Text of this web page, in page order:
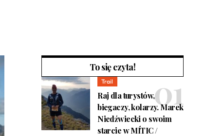
To się czyta!
Trail
Raj dla turystów,
biegaczy, kolarzy. Marek
Niedźwiecki o swoim
starcie w MÍTIC /